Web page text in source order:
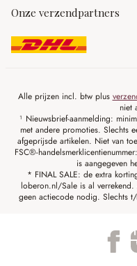
Onze verzendpartners
Alle prijzen incl. btw plus
niet
¹ Nieuwsbrief-aanmelding:
met andere promoties. Slechts
afgeprijsde artikelen. Niet van
FSC®-
is aangegeven
* FINAL SALE: de extra
loberon.nl/Sale is al
geen actiecode nodig. Slechts